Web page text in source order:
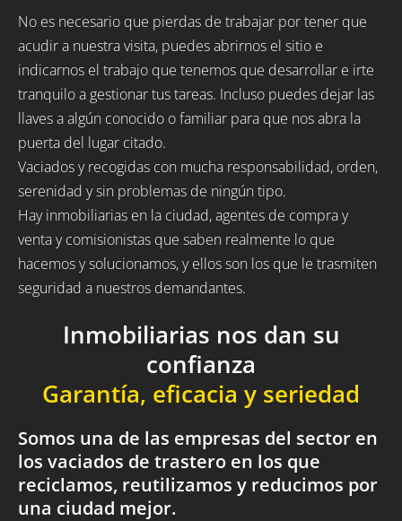
No es necesario que pierdas de trabajar por tener que
acudir a nuestra visita, puedes abrirnos el sitio e
indicarnos el trabajo que tenemos que desarrollar e irte
tranquilo a gestionar tus tareas. Incluso puedes dejar las
llaves a algún conocido o familiar para que nos abra la
puerta del lugar citado.
Vaciados y recogidas con mucha responsabilidad, orden,
serenidad y sin problemas de ningún tipo.
Hay inmobiliarias en la ciudad, agentes de compra y
venta y comisionistas que saben realmente lo que
hacemos y solucionamos, y ellos son los que le trasmiten
seguridad a nuestros demandantes.
Inmobiliarias nos dan su
confianza
Garantía, eficacia y seriedad
Somos una de las empresas del sector en
los vaciados de trastero en los que
reciclamos, reutilizamos y reducimos por
una ciudad mejor.